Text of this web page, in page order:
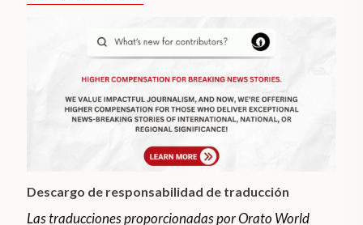
Descargo de responsabilidad de traducción
Las traducciones proporcionadas por Orato World